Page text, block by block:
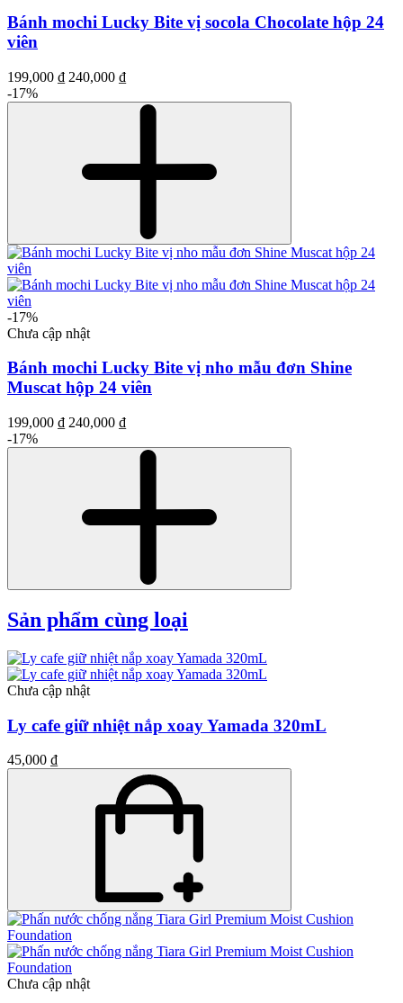
Bánh mochi Lucky Bite vị socola Chocolate hộp 24
viên
199,000 ₫ 240,000 ₫
-17%
-17%
Chưa cập nhật
Bánh mochi Lucky Bite vị nho mẫu đơn Shine
Muscat hộp 24 viên
199,000 ₫ 240,000 ₫
-17%
Sản phẩm cùng loại
Chưa cập nhật
Ly cafe giữ nhiệt nắp xoay Yamada 320mL
45,000 ₫
Chưa cập nhật